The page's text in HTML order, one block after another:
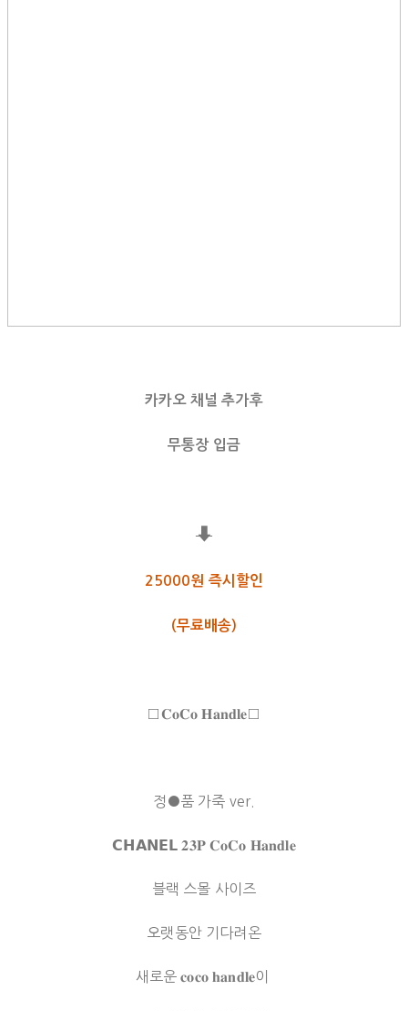
카카오 채널 추가후
무통장 입금
⬇
25000원 즉시할인
(무료배송)
□𝐂𝐨𝐂𝐨 𝐇𝐚𝐧𝐝𝐥𝐞□
정●품 가죽 ver.
𝗖𝗛𝗔𝗡𝗘𝗟 𝟐𝟑𝐏 𝐂𝐨𝐂𝐨 𝐇𝐚𝐧𝐝𝐥𝐞
블랙 스몰 사이즈
오랫동안 기다려온
새로운 𝐜𝐨𝐜𝐨 𝐡𝐚𝐧𝐝𝐥𝐞이